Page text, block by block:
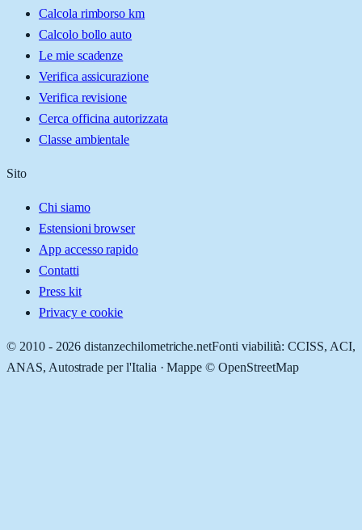
Calcola rimborso km
Calcolo bollo auto
Le mie scadenze
Verifica assicurazione
Verifica revisione
Cerca officina autorizzata
Classe ambientale
Sito
Chi siamo
Estensioni browser
App accesso rapido
Contatti
Press kit
Privacy e cookie
© 2010 - 2026 distanzechilometriche.netFonti viabilità: CCISS, ACI,
ANAS, Autostrade per l'Italia · Mappe © OpenStreetMap